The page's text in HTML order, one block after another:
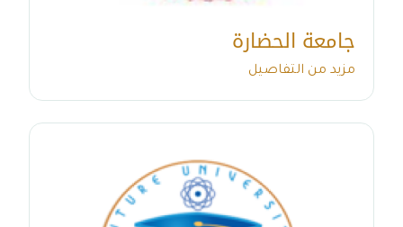
جامعة الحضارة
مزيد من التفاصيل